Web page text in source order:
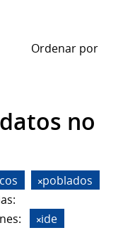
Ordenar por
no
poblados
ide